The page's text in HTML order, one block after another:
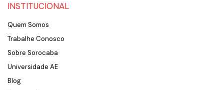
INSTITUCIONAL
Quem Somos
Trabalhe Conosco
Sobre Sorocaba
Universidade AE
Blog